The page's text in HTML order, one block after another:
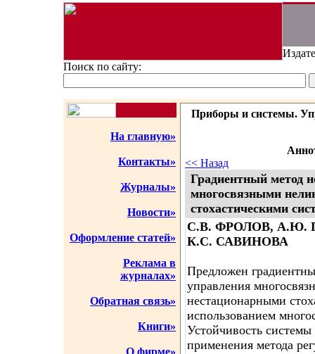
Поиск по сайту:
На главную»
Контакты»
Журналы»
Новости»
Оформление статей»
Реклама в
журналах»
Обратная связь»
Книги»
О фирме»
Приборы и системы.
<< Назад
Градиентный метод
многосвязными
стохастическими
С.В. ФРОЛОВ, А.Ю.
К.С. САВИНОВА
Предложен
управления
нестационарными
использованием
Устойчивость системы
применения метода